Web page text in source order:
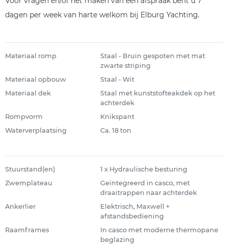
dagen per week van harte welkom bij Elburg Yachting.
Materiaal romp
Staal - Bruin gespoten met mat
zwarte striping
Materiaal opbouw
Staal - Wit
Materiaal dek
Staal met kunststofteakdek op het
achterdek
Rompvorm
Knikspant
Waterverplaatsing
Ca. 18 ton
Stuurstand(en)
1 x Hydraulische besturing
Zwemplateau
Geïntegreerd in casco, met
draaitrappen naar achterdek
Ankerlier
Elektrisch, Maxwell +
afstandsbediening
Raamframes
In casco met moderne thermopane
beglazing